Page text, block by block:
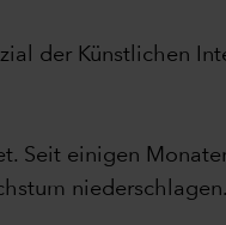
der Künstlichen
Seit einigen